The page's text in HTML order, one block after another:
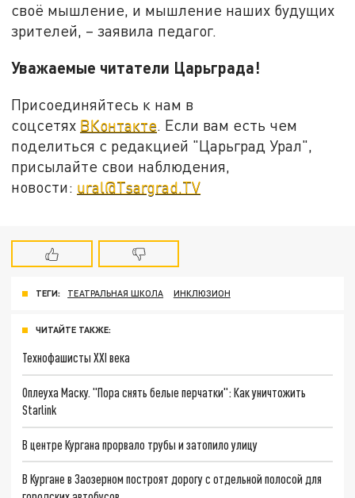
своё мышление, и мышление наших будущих
зрителей, – заявила педагог.
Уважаемые читатели Царьграда!
Присоединяйтесь к нам в
соцсетях ВКонтакте. Если вам есть чем
поделиться с редакцией "Царьград Урал",
присылайте свои наблюдения,
новости: ural@Tsargrad.TV
ТЕГИ: ТЕАТРАЛЬНАЯ ШКОЛА ИНКЛЮЗИОН
ЧИТАЙТЕ ТАКЖЕ:
Технофашисты XXI века
Оплеуха Маску. "Пора снять белые перчатки": Как уничтожить
Starlink
В центре Кургана прорвало трубы и затопило улицу
В Кургане в Заозерном построят дорогу с отдельной полосой для